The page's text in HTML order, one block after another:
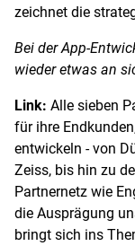
zeichnet die
Bei der App-
wieder etwas an
Link: Alle sieben
für ihre
entwickeln - von
Zeiss, bis hin zu
Partnernetz wie
die Ausprägung
bringt sich ins